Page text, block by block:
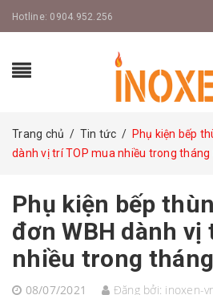
Hotline: 0904.952.256
Trang chủ / Tin tức / Phụ kiện bếp
dành vị trí TOP mua nhiều trong tháng
Phụ kiện bếp
đơn WBH dành vị
nhiều trong
08/07/2021 Đăng bởi: inoxen-